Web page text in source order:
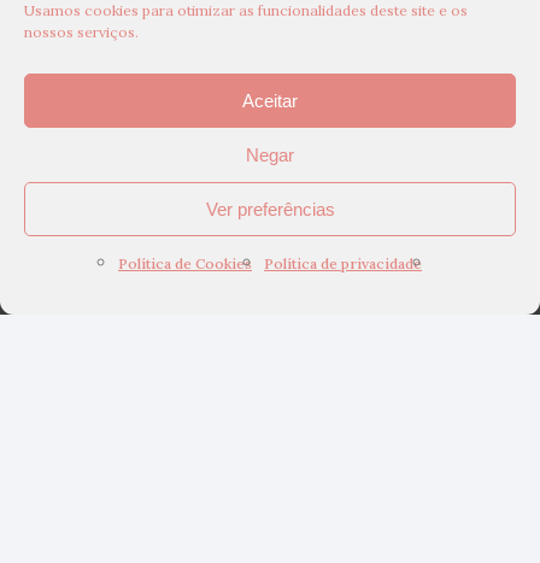
Usamos cookies para otimizar as funcionalidades deste site e os
nossos serviços.
Aceitar
Negar
Ver preferências
Política de Cookies Política de privacidade